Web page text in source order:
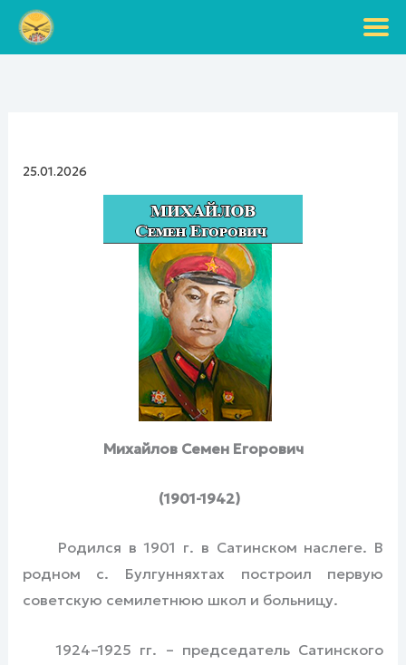
Перейти
25.01.2026
Михайлов Семен Егорович
(1901-1942)
Родился в 1901 г. в Сатинском наслеге. В
родном с. Булгунняхтах построил первую
советскую семилетнюю школ и больницу.
1924–1925 гг. – председатель Сатинского